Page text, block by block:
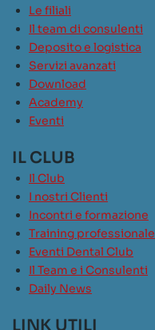
Le filiali
Il team di consulenti
Deposito e logistica
Servizi avanzati
Download
Academy
Eventi
IL CLUB
Il Club
I nostri Clienti
Incontri e formazione
Training professionale
Eventi Dental Club
Il Team e i Consulenti
Daily News
LINK UTILI